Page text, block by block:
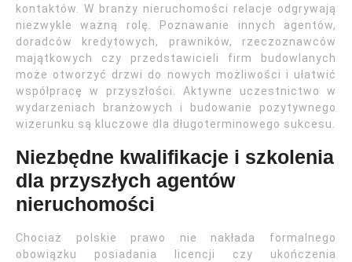
kontaktów. W branży nieruchomości relacje odgrywają
niezwykle ważną rolę. Poznawanie innych agentów,
doradców kredytowych, prawników, rzeczoznawców
majątkowych czy przedstawicieli firm budowlanych
może otworzyć drzwi do nowych możliwości i ułatwić
współpracę w przyszłości. Aktywne uczestnictwo w
wydarzeniach branżowych i budowanie pozytywnego
wizerunku są kluczowe dla długoterminowego sukcesu.
Niezbędne kwalifikacje i szkolenia
dla przyszłych agentów
nieruchomości
Chociaż polskie prawo nie nakłada formalnego
obowiązku posiadania licencji czy ukończenia